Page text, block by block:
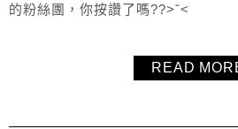
的粉絲團，你按讚了嗎??>ˇ<
READ